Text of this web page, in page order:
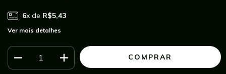
6x de R$5,43
Ver mais detalhes